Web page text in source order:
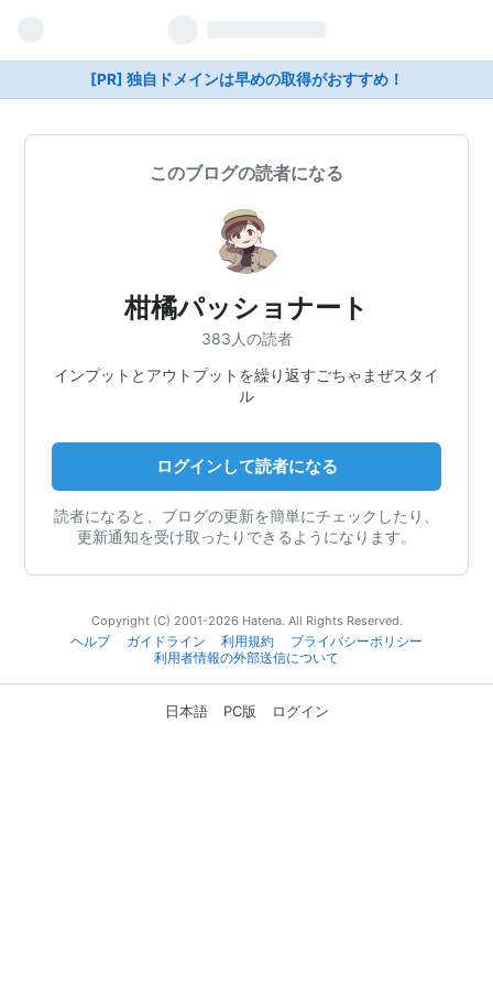
[PR] 独自ドメインは早めの取得がおすすめ！
このブログの読者になる
柑橘パッショナート
383人の読者
インプットとアウトプットを繰り返すごちゃまぜスタイ
ル
ログインして読者になる
読者になると、ブログの更新を簡単にチェックしたり、
更新通知を受け取ったりできるようになります。
Copyright (C) 2001-2026 Hatena. All Rights Reserved.
ヘルプ
ガイドライン 利用規約
プライバシーポリシー
利用者情報の外部送信について
日本語 PC版 ログイン